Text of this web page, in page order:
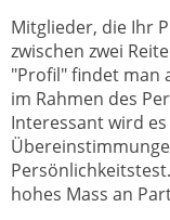
Mitglieder, die Ihr
zwischen zwei
"Profil" findet man
im Rahmen des
Interessant wird
hohes Mass an